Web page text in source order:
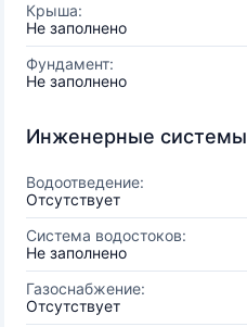
Крыша:
Не заполнено
Фундамент:
Не заполнено
Инженерные системы
Водоотведение:
Отсутствует
Система водостоков:
Не заполнено
Газоснабжение:
Отсутствует